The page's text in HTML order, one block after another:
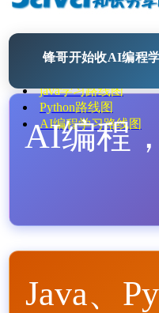
Java开源项目
java学习路线图
Python路线图
AI编程学习路线图
锋哥开始收AI编程
AI编程
Java、